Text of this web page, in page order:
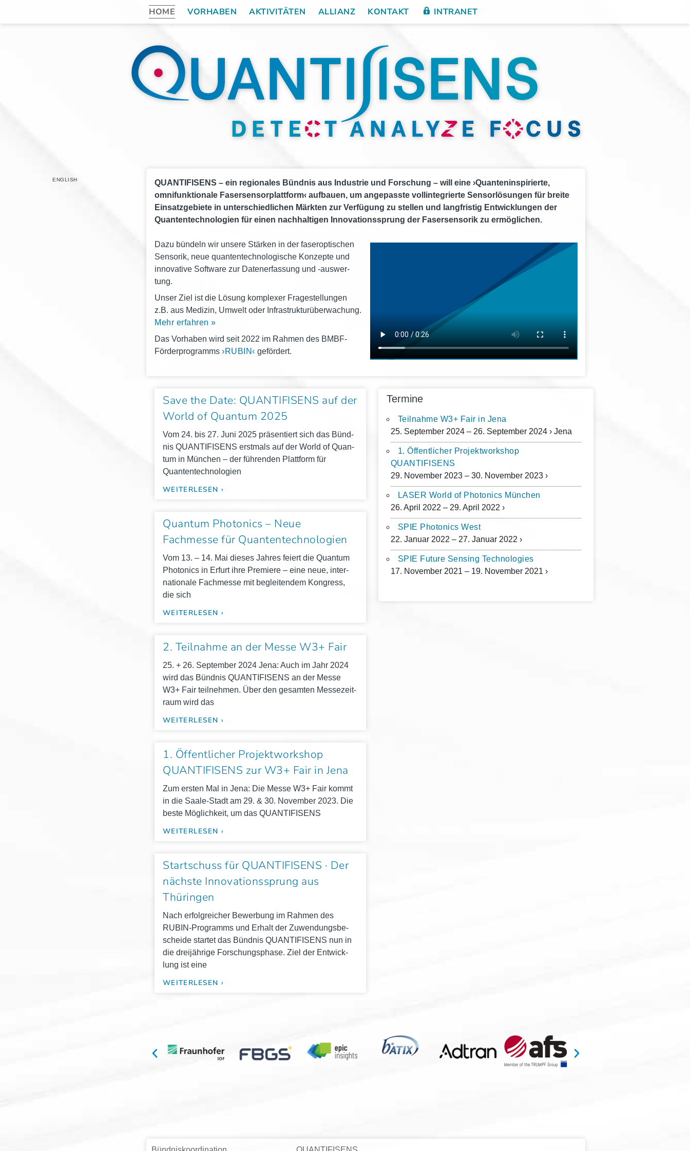
HOME VORHABEN AKTIVITÄTEN ALLIANZ KONTAKT INTRANET
ENGLISH
QUANTIFISENS – ein regionales Bündnis aus Industrie und Forschung – will eine ›Quanteninspirierte,
omnifunktionale Fasersensorplattform‹ aufbauen, um angepasste vollintegrierte Sensorlösungen für breite
Einsatzgebiete in unterschiedlichen Märkten zur Verfügung zu stellen und langfristig Entwicklungen der
Quantentechnologien für einen nachhaltigen Innovationssprung der Fasersensorik zu ermöglichen.
Dazu bün­deln wir unse­re Stär­ken in der faser­op­ti­schen
Sen­so­rik, neue quan­ten­tech­no­lo­gi­sche Kon­zep­te und
inno­va­ti­ve Soft­ware zur Daten­er­fas­sung und ‑aus­wer­
tung.
Unser Ziel ist die Lösung kom­ple­xer Fra­ge­stel­lun­gen
z.B. aus Medi­zin, Umwelt oder Infra­struk­tur­über­wa­chung.
Mehr erfah­ren »
Das Vor­ha­ben wird seit 2022 im Rah­men des BMBF-
För­der­pro­gramms ›RUBIN‹ gefördert.
Save the Date: QUANTIFISENS auf der
World of Quantum 2025
Vom 24. bis 27. Juni 2025 prä­sen­tiert sich das Bünd­
nis QUANTIFISENS erst­mals auf der World of Quan­
tum in Mün­chen – der füh­ren­den Platt­form für
Quantentechnologien
WEITERLESEN ›
Quantum Photonics – Neue
Fachmesse für Quantentechnologien
Vom 13. – 14. Mai die­ses Jah­res fei­ert die Quan­tum
Pho­to­nics in Erfurt ihre Pre­mie­re – eine neue, inter­
na­tio­na­le Fach­mes­se mit beglei­ten­dem Kon­gress,
die sich
WEITERLESEN ›
2. Teilnahme an der Messe W3+ Fair
25. + 26. Sep­tem­ber 2024 Jena: Auch im Jahr 2024
wird das Bünd­nis QUANTIFISENS an der Messe
W3+ Fair teil­neh­men. Über den gesam­ten Mes­se­zeit­
raum wird das
WEITERLESEN ›
1. Öffentlicher Projektworkshop
QUANTIFISENS zur W3+ Fair in Jena
Zum ers­ten Mal in Jena: Die Messe W3+ Fair kommt
in die Saale-Stadt am 29. & 30. Novem­ber 2023. Die
beste Mög­lich­keit, um das QUANTIFISENS
WEITERLESEN ›
Startschuss für QUANTIFISENS · Der
nächste Innovationssprung aus
Thüringen
Nach erfolg­rei­cher Bewer­bung im Rah­men des
RUBIN-Pro­­gramms und Erhalt der Zuwen­dungs­be­
schei­de star­tet das Bünd­nis QUANTIFISENS nun in
die drei­jäh­ri­ge For­schungs­pha­se. Ziel der Ent­wick­
lung ist eine
WEITERLESEN ›
Termine
Teilnahme W3+ Fair in Jena
25. September 2024 – 26. September 2024 › Jena
1. Öffentlicher Projektworkshop
QUANTIFISENS
29. November 2023 – 30. November 2023 ›
LASER World of Photonics München
26. April 2022 – 29. April 2022 ›
SPIE Photonics West
22. Januar 2022 – 27. Januar 2022 ›
SPIE Future Sensing Technologies
17. November 2021 – 19. November 2021 ›